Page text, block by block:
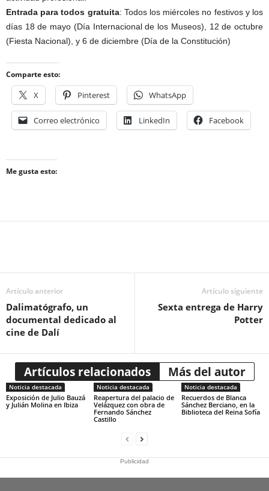
Entrada para todos gratuita: Todos los miércoles no festivos y los
días 18 de mayo (Día Internacional de los Museos), 12 de octubre
(Fiesta Nacional), y 6 de diciembre (Día de la Constitución)
Comparte esto:
X Pinterest WhatsApp
Correo electrónico LinkedIn Facebook
Me gusta esto:
Artículo anterior
Dalimatógrafo, un
documental dedicado al
cine de Dalí
Artículo siguiente
Sexta entrega de Harry
Potter
Artículos relacionados Más del autor
Noticia destacada
Exposición de Julio Bauzá
y Julián Molina en Ibiza
Noticia destacada
Reapertura del palacio de
Velázquez con obra de
Fernando Sánchez
Castillo
Noticia destacada
Recuerdos de Blanca
Sánchez Berciano, en la
Biblioteca del Reina Sofía
Publicidad